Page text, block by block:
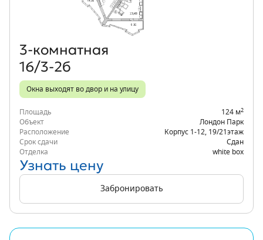
3‑комнатная
16/3-2б
Окна выходят во двор и на улицу
Площадь 124 м2
Объект
Лондон Парк
Расположение
Корпус 1-12 19/21 этаж
Срок сдачи
Сдан
Отделка
white box
Узнать цену
Забронировать